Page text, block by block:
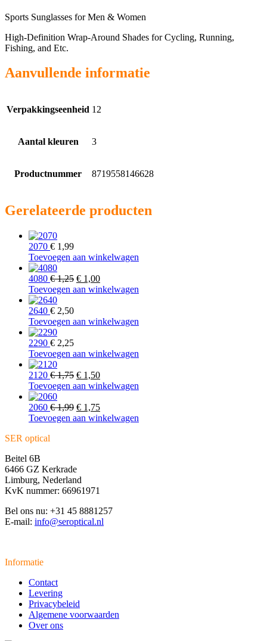
Sports Sunglasses for Men & Women
High-Definition Wrap-Around Shades for Cycling, Running,
Fishing, and Etc.
Aanvullende informatie
Verpakkingseenheid 12
Aantal kleuren 3
Productnummer 8719558146628
Gerelateerde producten
2070 € 1,99
Toevoegen aan winkelwagen
4080 €1,25 Oorspronkelijke
prijs
€ 1,00Huidige
prijs
Toevoegen aan winkelwagen
2640 € 2,50
Toevoegen aan winkelwagen
2290 € 2,25
Toevoegen aan winkelwagen
2120 €1,75 Oorspronkelijke
prijs
€ 1,75.
€ 1,50Huidige
prijs
€ 1,50.
Toevoegen aan winkelwagen
2060 €1,99 Oorspronkelijke
prijs
€ 1,75Huidige
prijs
Toevoegen aan winkelwagen
SER optical
Beitel 6B
6466 GZ Kerkrade
Limburg, Nederland
KvK nummer: 66961971
Bel ons nu: +31 45 8881257
E-mail: info@seroptical.nl
Informatie
Contact
Levering
Privacybeleid
Algemene voorwaarden
Over ons